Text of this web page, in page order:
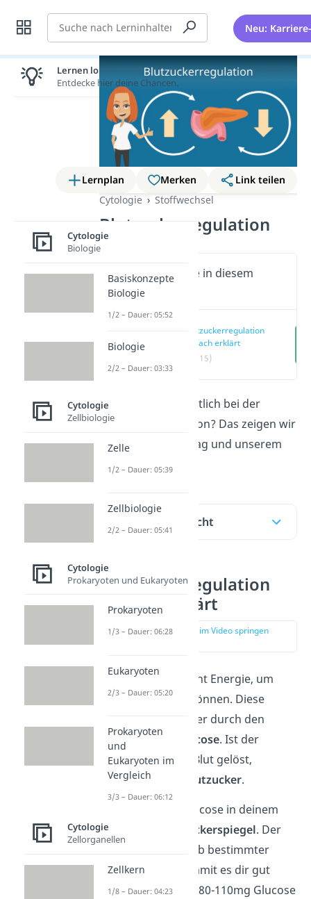
Suche Neu:
Lernplan Merken
Link teilen
Cytologie
Stoffwechsel
Blutzuckerregulation
Wichtige Inhalte in diesem
Video
Blutzuckerregulation
einfach erklärt
(00:15)
Was passiert eigentlich bei der
Blutzuckerregulation? Das zeigen wir
dir in diesem Beitrag und unserem
Video
Inhaltsübersicht
Blutzuckerregulation
einfach erklärt
zur Stelle im Video springen
Dein Körper braucht Energie, um
funktionieren zu können. Diese
Energie bekommt er durch den
Einfachzucker
Glucose. Ist der
Zucker in deinem Blut gelöst,
sprichst du von
Blutzucker.
Die Menge von Glucose in deinem
Blut ist der
Blutzuckerspiegel. Der
muss sich innerhalb bestimmter
Werte befinden, damit es dir gut
geht. Ein Wert von 80-110mg Glucose
Lernen lohnt sich!
Entdecke hier deine Chancen.
Cytologie
Biologie
Basiskonzepte
Biologie
1/2 – Dauer: 05:52
Biologie
2/2 – Dauer: 03:33
Cytologie
Zellbiologie
Zelle
1/2 – Dauer: 05:39
Zellbiologie
2/2 – Dauer: 05:41
Cytologie
Prokaryoten und Eukaryoten
Prokaryoten
1/3 – Dauer: 06:28
Eukaryoten
2/3 – Dauer: 05:20
Prokaryoten
und
Eukaryoten im
Vergleich
3/3 – Dauer: 06:12
Cytologie
Zellorganellen
Zellkern
1/8 – Dauer: 04:23